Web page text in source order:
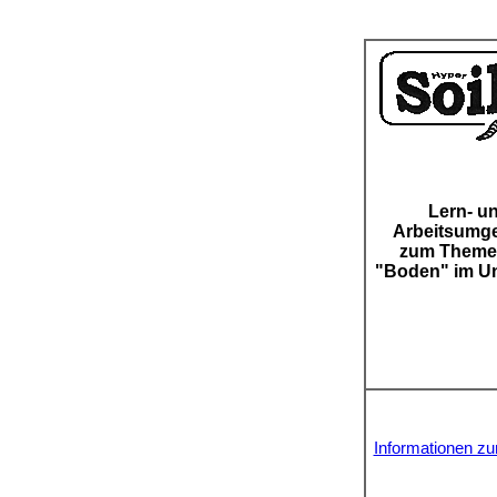
Lern-
zum
"Boden" im
Informationen